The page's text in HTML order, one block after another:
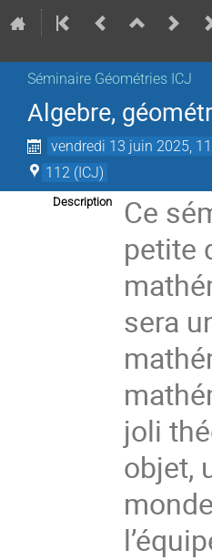
Séminaire Géométries ICJ
Algebre,
vendredi 13 juin 2025,
112 (ICJ)
Description
Ce
petite
sera
joli
objet,